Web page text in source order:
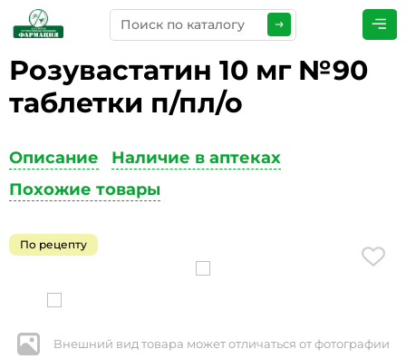
Розувастатин 10 мг №90
таблетки п/пл/о
Описание
Наличие в аптеках
Похожие товары
По рецепту
Внешний вид товара может отличаться от фотографии
ПРЕДСТАВЬТЕСЬ*
ТЕЛЕФОН*
ЭЛЕКТРОННАЯ ПОЧТА
КОММЕНТАРИИ*